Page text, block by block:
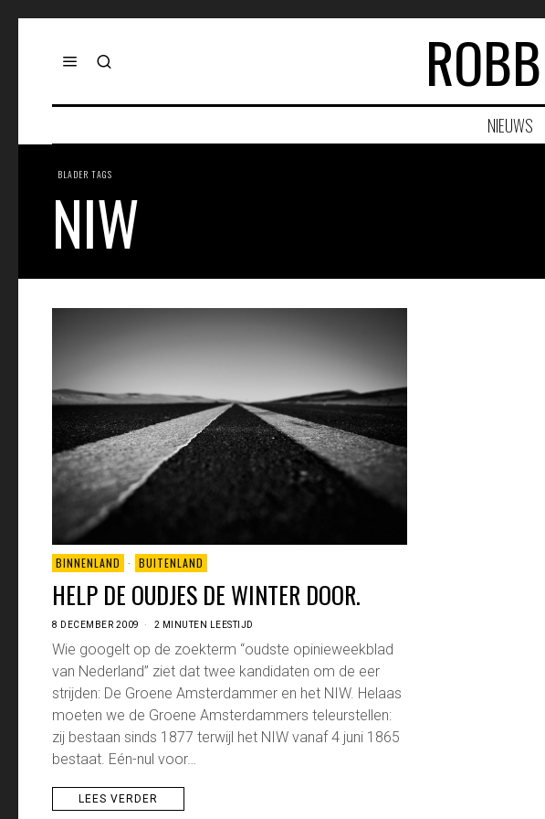
NIEUWS
BLADER TAGS
NIW
BINNENLAND · BUITENLAND
HELP DE OUDJES DE WINTER DOOR.
8 DECEMBER 2009 2 MINUTEN LEESTIJD
Wie googelt op de zoekterm “oudste opinieweekblad
van Nederland” ziet dat twee kandidaten om de eer
strijden: De Groene Amsterdammer en het NIW. Helaas
moeten we de Groene Amsterdammers teleurstellen:
zij bestaan sinds 1877 terwijl het NIW vanaf 4 juni 1865
bestaat. Eén-nul voor…
LEES VERDER